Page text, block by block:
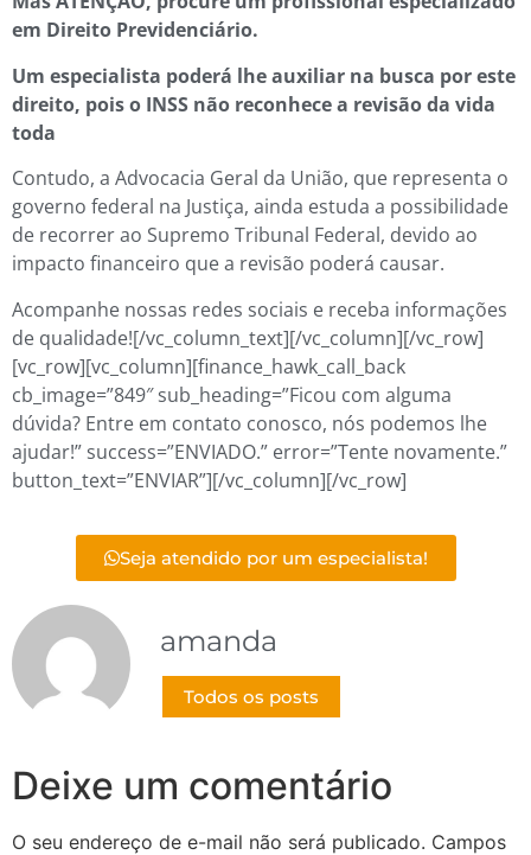
em Direito Previdenciário.
Um especialista poderá lhe auxiliar na busca por este
direito, pois o INSS não reconhece a revisão da vida
toda
Contudo, a Advocacia Geral da União, que representa o
governo federal na Justiça, ainda estuda a possibilidade
de recorrer ao Supremo Tribunal Federal, devido ao
impacto financeiro que a revisão poderá causar.
Acompanhe nossas redes sociais e receba informações
de qualidade![/vc_column_text][/vc_column][/vc_row]
[vc_row][vc_column][finance_hawk_call_back
cb_image=”849″ sub_heading=”Ficou com alguma
dúvida? Entre em contato conosco, nós podemos lhe
ajudar!” success=”ENVIADO.” error=”Tente novamente.”
button_text=”ENVIAR”][/vc_column][/vc_row]
Seja atendido por um especialista!
amanda
Todos os posts
Deixe um comentário
O seu endereço de e-mail não será publicado. Campos